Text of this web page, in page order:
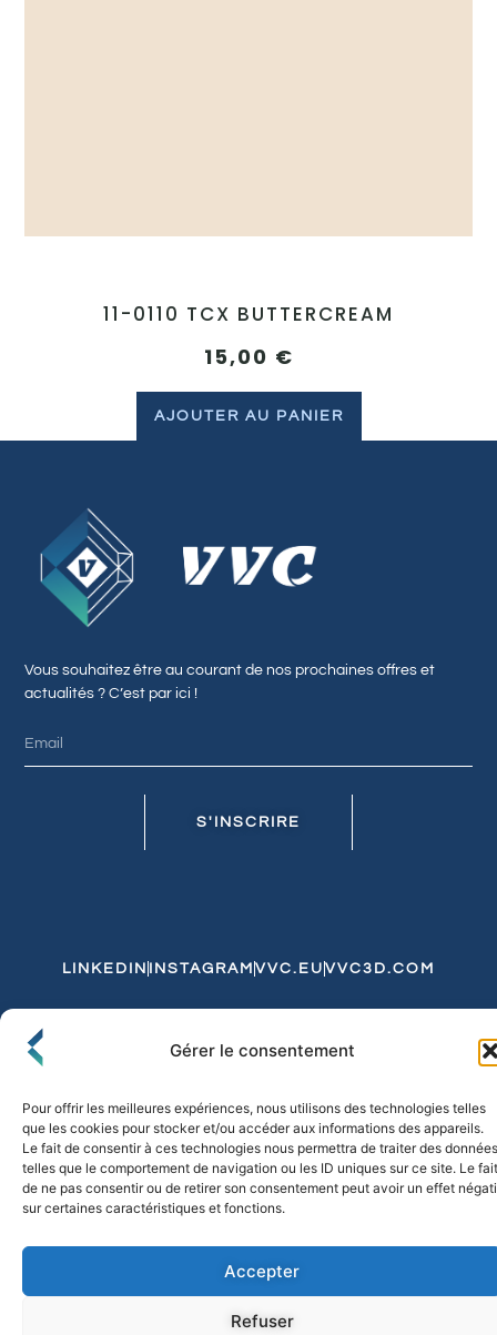
Gérer le consentement
Pour offrir les meilleures expériences, nous utilisons des technologies telles
que les cookies pour stocker et/ou accéder aux informations des appareils.
Le fait de consentir à ces technologies nous permettra de traiter des données
telles que le comportement de navigation ou les ID uniques sur ce site. Le fait
de ne pas consentir ou de retirer son consentement peut avoir un effet
sur certaines caractéristiques et fonctions.
Accepter
Refuser
11-0110 TCX BUTTERCREAM
15,00 €
AJOUTER AU PANIER
Vous souhaitez être au courant de nos prochaines offres et
actualités ? C’est par ici !
S'INSCRIRE
LINKEDIN INSTAGRAM VVC.EU VVC3D.COM
Politique de Confidentialité et de CookiesExpédition et Livraison
© 2026 FLO & CO. All Rights Reserved